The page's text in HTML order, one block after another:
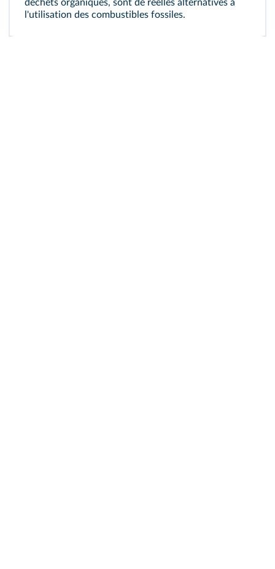
déchets organiques, sont de réelles alternatives à
l'utilisation des combustibles fossiles.